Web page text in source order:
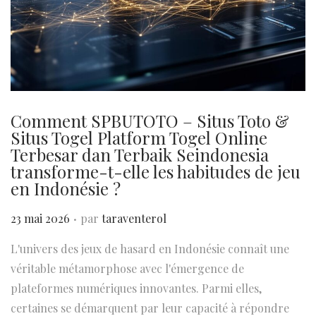
Comment SPBUTOTO – Situs Toto &
Situs Togel Platform Togel Online
Terbesar dan Terbaik Seindonesia
transforme-t-elle les habitudes de jeu
en Indonésie ?
P
b
l
i
23 mai 2026 . par taraventerol
L'univers des jeux de hasard en Indonésie connaît une
véritable métamorphose avec l'émergence de
plateformes numériques innovantes. Parmi elles,
certaines se démarquent par leur capacité à répondre